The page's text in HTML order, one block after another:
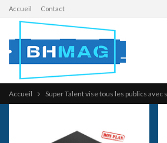
Accueil Contact
Accueil Super Talent vise tous les publics avec